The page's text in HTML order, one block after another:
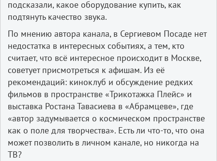
подсказали, какое оборудование купить, как
подтянуть качество звука.
По мнению автора канала, в Сергиевом Посаде нет
недостатка в интересных событиях, а тем, кто
считает, что всё интересное происходит в Москве,
советует присмотреться к афишам. Из её
рекомендаций: киноклуб и обсуждение редких
фильмов в пространстве «Трикотажка Плейс» и
выставка Ростана Тавасиева в «Абрамцеве», где
«автор задумывается о космическом пространстве
как о поле для творчества». Есть ли что-то, что она
может позволить в личном канале, но никогда на
ТВ?